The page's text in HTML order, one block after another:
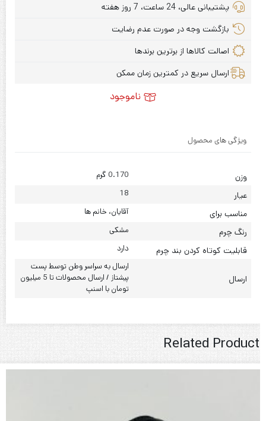
پشتیبانی عالی، 24 ساعت، 7 روز هفته
بازگشت وجه در صورت عدم رضایت
اصالت کالاها از برترین برندها
ارسال سریع در کمترین زمان ممکن
ناموجود
ویژگی های محصول
وزن 0.170 گرم
عیار 18
مناسب برای آقایان، خانم ها
رنگ چرم مشکی
قابلیت کوتاه کردن بند چرم دارد
ارسال
ارسال به سراسر وطن توسط پست
پیشتاز / ارسال محصولات تا 5 میلیون
تومان با اسنپ
Related